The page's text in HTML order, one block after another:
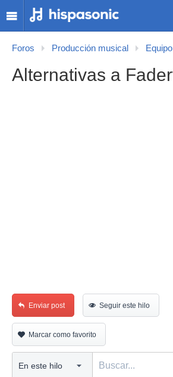
Foros Producción musical
Alternativas a
Enviar post Seguir este hilo
Marcar como favorito